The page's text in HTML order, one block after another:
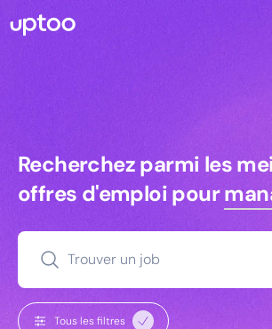
Recherchez parmi les
Recherchez parmi les
offres d'emploi pour
Trouver un job
Tous les filtres